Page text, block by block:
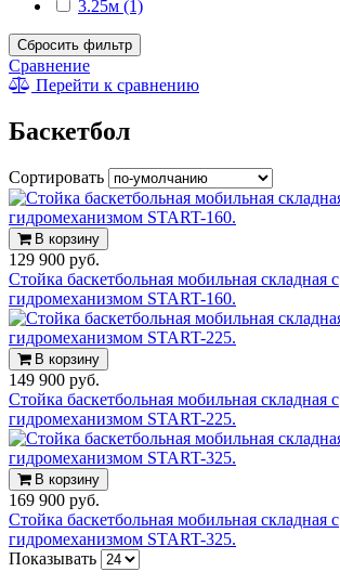
3.25м (1)
Сбросить фильтр
Сравнение
Перейти к сравнению
Баскетбол
Сортировать
В корзину
129 900 руб.
Стойка баскетбольная мобильная складная с
гидромеханизмом START-160.
В корзину
149 900 руб.
Стойка баскетбольная мобильная складная с
гидромеханизмом START-225.
В корзину
169 900 руб.
Стойка баскетбольная мобильная складная с
гидромеханизмом START-325.
Показывать